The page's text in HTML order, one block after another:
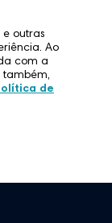
e outras
Ao
com a
também,
de